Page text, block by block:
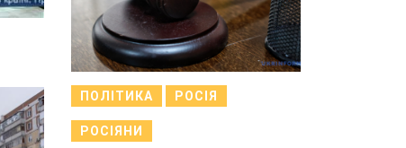
ПОЛІТИКА РОСІЯ
РОСІЯНИ